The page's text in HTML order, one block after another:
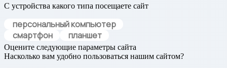
С устройства какого типа посещаете сайт
персональный компьютер
смартфон
планшет
Оцените следующие параметры сайта
Насколько вам удобно пользоваться нашим сайтом?